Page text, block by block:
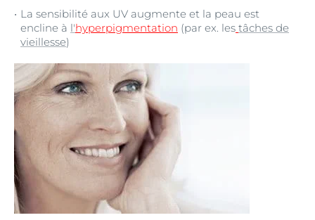
La sensibilité aux UV augmente et la peau est
encline à l'hyperpigmentation (par ex. les tâches de
vieillesse)